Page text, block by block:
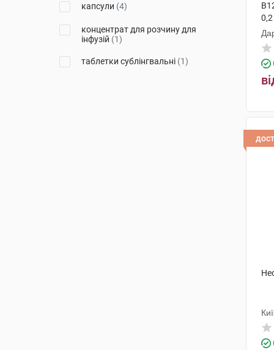
S.I.I.T.(1)
Мерк КГаА (1)
капсули (4)
концентрат для розчину для
інфузій (1)
таблетки сублінгвальні (1)